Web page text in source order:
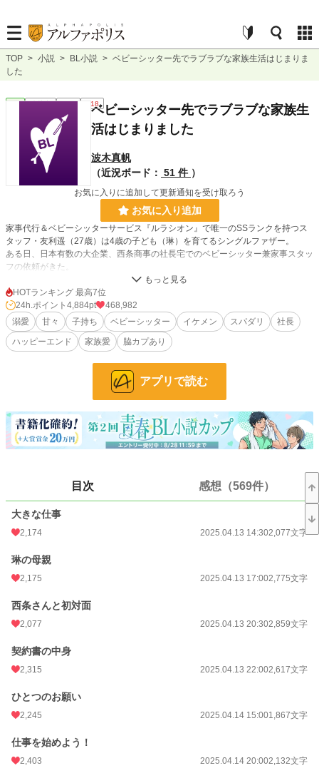
TOP > 小説 > BL小説 > ベビーシッター先でラブラブな家族生活はじまりま
した
BL 連載中 長編 R18
ベビーシッター先でラブラブな家族生
活はじまりました
波木真帆
（近況ボード： 51 件 ）
お気に入りに追加して更新通知を受け取ろう
お気に入り追加
家事代行＆ベビーシッターサービス『ルラシオン』で唯一のSSランクを持つス
タッフ・友利遥（27歳）は4歳の子ども（琳）を育てるシングルファザー。
ある日、日本有数の大企業、西条商事の社長宅でのベビーシッター兼家事スタッ
フの依頼がきた。
拘束時間が長いため琳に寂しい思いをさせるのではと迷いはあったものの、琳の
優しい後押しがあって依頼を受けることにした。
恐ろしく豪華なマンションで３歳の男の子のベビーシッターが始まり順調な出だ
しだったがとんでもない事件が巻き起こり、しばらくの間、琳も一緒に社長宅で
住み込みで働くことに。でもなぜか一緒に暮らし始めてから西条さんとラブラブ
な雰囲気になってきて……。
ャラブハッピーエンド小説です。
小説 252 位 / 228,955 件
BL 39 位 / 31,454 件
24h.ポイント 4,884 pt
初回公開日時
週間ポイント 13,795 pt (684 位)
月間ポイント
年間ポイント 2,879,953 pt (84 位)
累計ポイント
HOTランキング 最高7位
24h.ポイント 4,884pt
468,982
溺愛
甘々 子持ち ベビーシッター イケメン スパダリ
社長
ハッピーエンド
家族愛 脇カプあり
アプリで読む
目次 感想（569件）
大きな仕事
2,174 2025.04.13 14:302,077文字
琳の母親
2,175 2025.04.13 17:002,775文字
西条さんと初対面
2,077 2025.04.13 20:302,859文字
契約書の中身
2,315 2025.04.13 22:002,617文字
ひとつのお願い
2,245 2025.04.14 15:001,867文字
仕事を始めよう！
2,403 2025.04.14 20:002,132文字